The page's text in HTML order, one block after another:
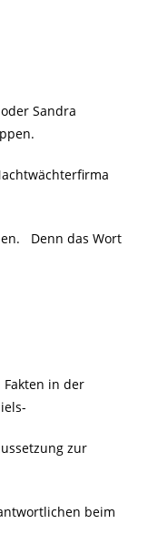
Sandra
Denn das Wort
in der
zur
beim